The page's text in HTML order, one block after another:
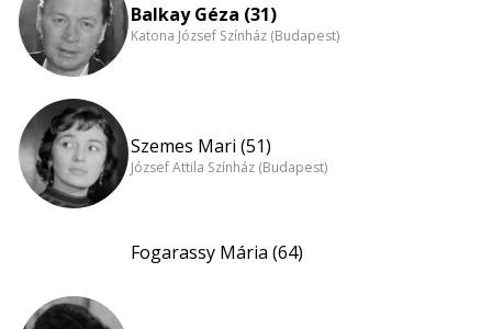
Balkay Géza (31)
Katona József Színház (Budapest)
Szemes Mari (51)
József Attila Színház (Budapest)
Fogarassy Mária (64)